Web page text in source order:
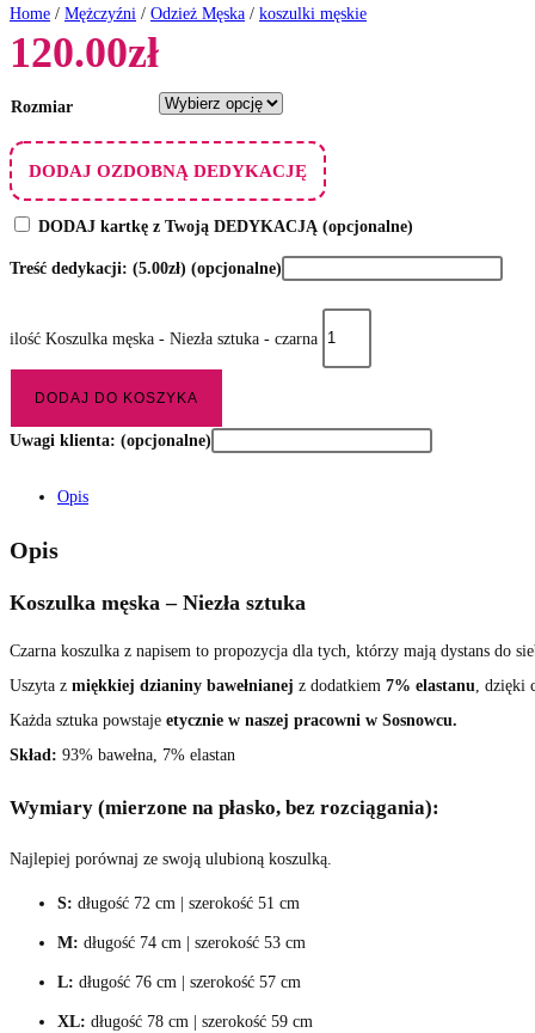
Home / Mężczyźni / Odzież Męska / koszulki męskie
120.00zł
Rozmiar
DODAJ OZDOBNĄ DEDYKACJĘ
DODAJ kartkę z Twoją DEDYKACJĄ (opcjonalne)
Treść dedykacji: (5.00zł) (opcjonalne)
ilość Koszulka męska - Niezła sztuka - czarna
DODAJ DO KOSZYKA
Uwagi klienta: (opcjonalne)
Opis
Opis
Koszulka męska – Niezła sztuka
Czarna koszulka z napisem to propozycja dla tych, którzy mają dystans do
Uszyta z miękkiej dzianiny bawełnianej z dodatkiem 7% elastanu, dzięki
Każda sztuka powstaje etycznie w naszej pracowni w Sosnowcu.
Skład: 93% bawełna, 7% elastan
Wymiary (mierzone na płasko, bez rozciągania):
Najlepiej porównaj ze swoją ulubioną koszulką.
S: długość 72 cm | szerokość 51 cm
M: długość 74 cm | szerokość 53 cm
L: długość 76 cm | szerokość 57 cm
XL: długość 78 cm | szerokość 59 cm